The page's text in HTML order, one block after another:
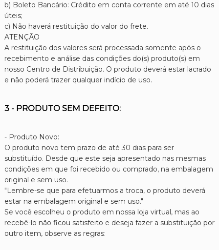
b) Boleto Bancário: Crédito em conta corrente em até 10 dias
úteis;
c) Não haverá restituição do valor do frete.
ATENÇÃO
A restituição dos valores será processada somente após o
recebimento e análise das condições do(s) produto(s) em
nosso Centro de Distribuição. O produto deverá estar lacrado
e não poderá trazer qualquer indício de uso.
3 - PRODUTO SEM DEFEITO:
- Produto Novo:
O produto novo tem prazo de até 30 dias para ser
substituído. Desde que este seja apresentado nas mesmas
condições em que foi recebido ou comprado, na embalagem
original e sem uso.
"Lembre-se que para efetuarmos a troca, o produto deverá
estar na embalagem original e sem uso."
Se você escolheu o produto em nossa loja virtual, mas ao
recebê-lo não ficou satisfeito e deseja fazer a substituição por
outro item, observe as regras: